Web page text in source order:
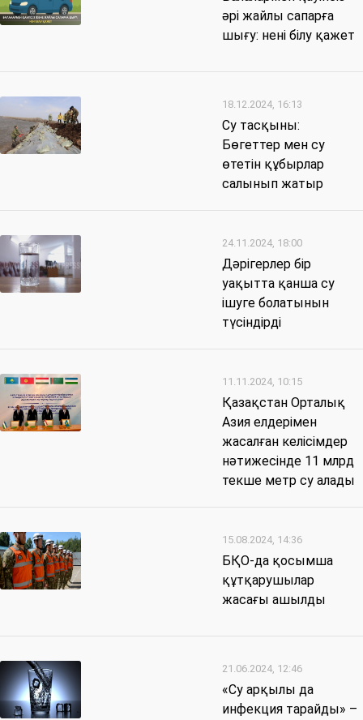
әрі жайлы сапарға
шығу: нені білу қажет
18.12.2024, 16:13
Су тасқыны:
Бөгеттер мен су
өтетін құбырлар
салынып жатыр
24.11.2024, 18:00
Дәрігерлер бір
уақытта қанша су
ішуге болатынын
түсіндірді
11.11.2024, 10:15
Қазақстан Орталық
Азия елдерімен
жасалған келісімдер
нәтижесінде 11 млрд
текше метр су алады
15.08.2024, 14:36
БҚО-да қосымша
құтқарушылар
жасағы ашылды
21.06.2024, 12:46
«Су арқылы да
инфекция тарайды» –